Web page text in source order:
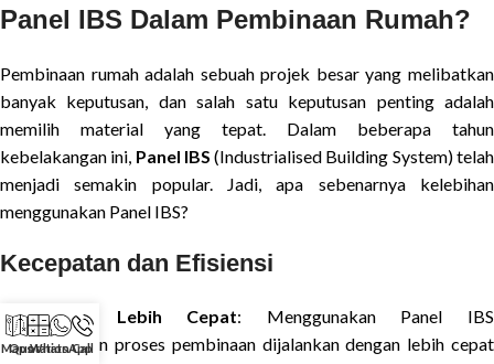
Panel IBS Dalam Pembinaan Rumah?
Pembinaan rumah adalah sebuah projek besar yang melibatkan
banyak keputusan, dan salah satu keputusan penting adalah
memilih material yang tepat. Dalam beberapa tahun
kebelakangan ini, Panel IBS (Industrialised Building System) telah
menjadi semakin popular. Jadi, apa sebenarnya kelebihan
menggunakan Panel IBS?
Kecepatan dan Efisiensi
Pembinaan Lebih Cepat: Menggunakan Panel IBS
membolehkan proses pembinaan dijalankan dengan lebih cepat
Maps
Quotation
WhatsApp
Call